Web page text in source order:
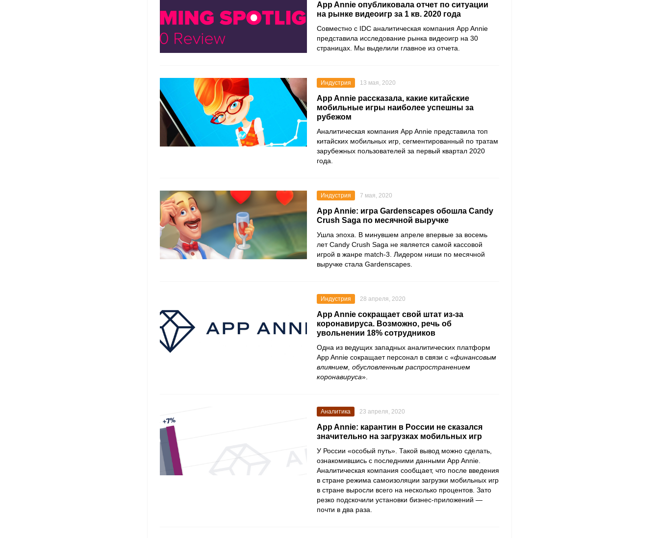
App Annie опубликовала отчет по ситуации
на рынке видеоигр за 1 кв. 2020 года
Совместно с IDC аналитическая компания App Annie
представила исследование рынка видеоигр на 30
страницах. Мы выделили главное из отчета.
Индустрия 13 мая, 2020
App Annie рассказала, какие китайские
мобильные игры наиболее успешны за
рубежом
Аналитическая компания App Annie представила топ
китайских мобильных игр, сегментированный по тратам
зарубежных пользователей за первый квартал 2020
года.
Индустрия 7 мая, 2020
App Annie: игра Gardenscapes обошла Candy
Crush Saga по месячной выручке
Ушла эпоха. В минувшем апреле впервые за восемь
летCandy Crush Saga не является самой кассовой
игрой в жанре match-3. Лидером ниши по месячной
выручке стала Gardenscapes
Индустрия 28 апреля, 2020
App Annie сокращает свой штат из-за
коронавируса. Возможно, речь об
увольнении 18% сотрудников
Одна из ведущих западных аналитических платформ
App Annie сокращает персонал в связи с «финансовым
влиянием, обусловленным распространением
коронавируса».
Аналитика 23 апреля, 2020
App Annie: карантин в России не сказался
значительно на загрузках мобильных игр
У России «особый путь». Такой вывод можно сделать,
ознакомившись с последними данными App Annie
Аналитическая компания сообщает, что после введения
в стране режима самоизоляции загрузки мобильных игр
в стране выросли всего на несколько процентов. Зато
резко подскочили установки бизнес-приложений —
почти в два раза.